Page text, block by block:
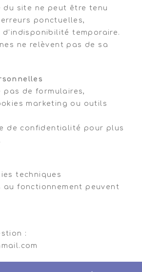
du site ne peut être tenu
ponctuelles,
d’indisponibilité temporaire.
ne relèvent pas de sa
pas de formulaires,
marketing ou outils
de confidentialité pour plus
techniques
au fonctionnement peuvent
: